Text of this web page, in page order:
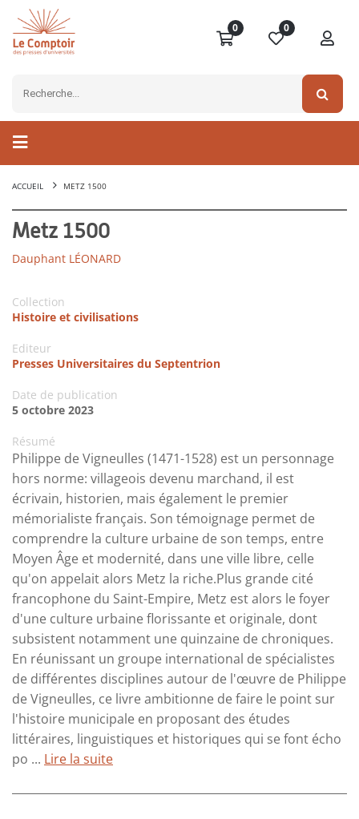
0 0
ACCUEIL METZ 1500
Metz 1500
Dauphant LÉONARD
Collection
Histoire et civilisations
Editeur
Presses Universitaires du Septentrion
Date de publication
5 octobre 2023
Résumé
Philippe de Vigneulles (1471-1528) est un personnage
hors norme: villageois devenu marchand, il est
écrivain, historien, mais également le premier
mémorialiste français. Son témoignage permet de
comprendre la culture urbaine de son temps, entre
Moyen Âge et modernité, dans une ville libre, celle
qu'on appelait alors Metz la riche.Plus grande cité
francophone du Saint-Empire, Metz est alors le foyer
d'une culture urbaine florissante et originale, dont
subsistent notamment une quinzaine de chroniques.
En réunissant un groupe international de spécialistes
de différentes disciplines autour de l'œuvre de Philippe
de Vigneulles, ce livre ambitionne de faire le point sur
l'histoire municipale en proposant des études
littéraires, linguistiques et historiques qui se font écho
po ... Lire la suite